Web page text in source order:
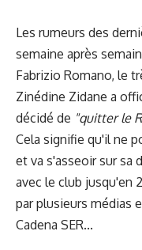
Les rumeurs des
semaine après
Fabrizio Romano, le
Zinédine Zidane a
décidé de "quitter le
Cela signifie qu'il ne
et va s'asseoir sur sa
avec le club jusqu'en
par plusieurs médias
Cadena SER...